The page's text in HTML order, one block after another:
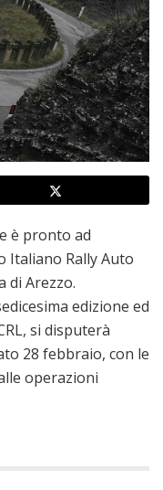
è pronto ad
Italiano Rally Auto
di Arezzo.
edizione ed
si disputerà
28 febbraio, con le
operazioni